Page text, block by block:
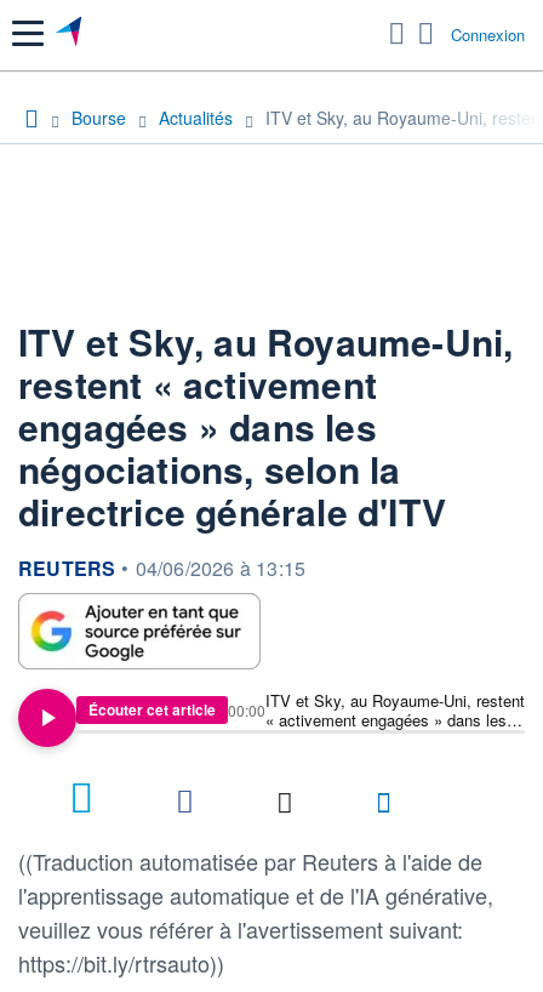
Menu Connexion
Bourse Actualités ITV et Sky, au Royaume-Uni,
ITV et Sky, au Royaume-Uni,
restent « activement
engagées » dans les
négociations, selon la
directrice générale d'ITV
information fournie par
REUTERS • 04/06/2026 à 13:15
Écouter cet article
ITV et Sky, au Royaume-Uni, restent
« activement engagées » dans les
négociations, selon la directrice
00:00
((Traduction automatisée par Reuters à l'aide de
l'apprentissage automatique et de l'IA générative,
veuillez vous référer à l'avertissement suivant:
https://bit.ly/rtrsauto))